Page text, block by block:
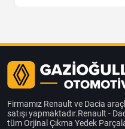
Firmamız Renault ve Dacia
satışı yapmaktadır.Renault -
tüm Orjinal Çıkma Yedek